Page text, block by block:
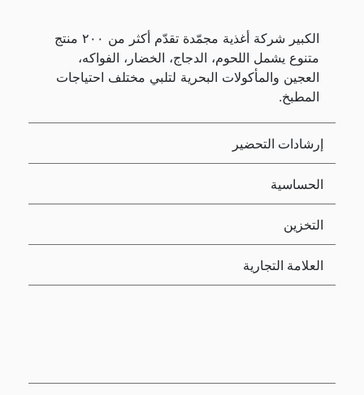
الكبير شركة أغذية مجمّدة تقدّم أكثر من ٢٠٠ منتج
متنوع يشمل اللحوم، الدجاج، الخضار، الفواكه،
العجين والمأكولات البحرية لتلبي مختلف احتياجات
المطبخ.
إرشادات التحضير
الحساسية
التخزين
العلامة التجارية